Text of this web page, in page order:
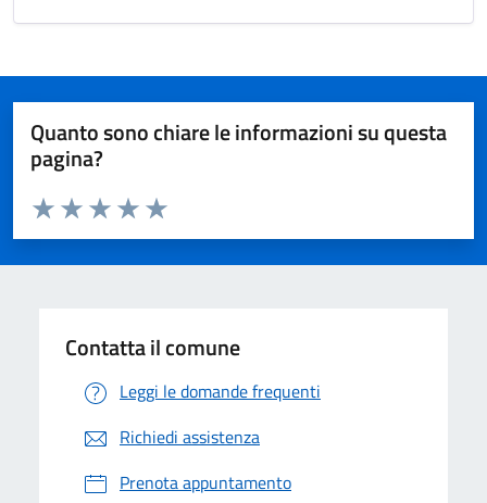
Quanto sono chiare le informazioni su questa
pagina?
Valuta da 1 a 5 stelle la pagina
Valuta 5 stelle su 5
Valuta 4 stelle su 5
Valuta 3 stelle su 5
Valuta 2 stelle su 5
Valuta 1 stelle su 5
Contatta il comune
Leggi le domande frequenti
Richiedi assistenza
Prenota appuntamento